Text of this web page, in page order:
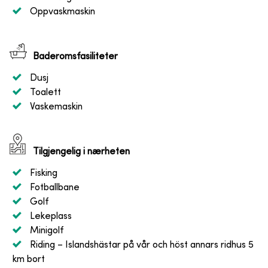
Oppvaskmaskin
Baderomsfasiliteter
Dusj
Toalett
Vaskemaskin
Tilgjengelig i nærheten
Fisking
Fotballbane
Golf
Lekeplass
Minigolf
Riding – Islandshästar på vår och höst annars ridhus 5
km bort